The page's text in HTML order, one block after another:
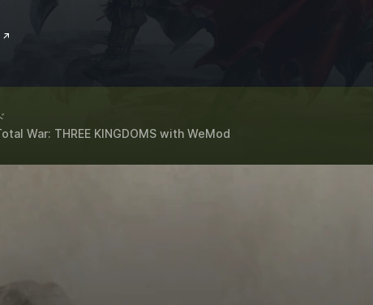
↗
War: THREE KINGDOMS with WeMod